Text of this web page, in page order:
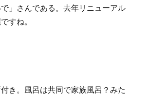
」さんである。去年リニューアル
すね。
付き。風呂は共同で家族風呂？みた